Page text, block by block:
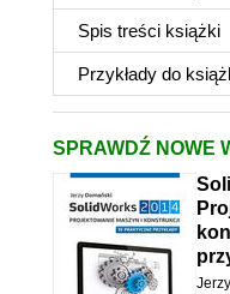
Spis treści książki
Przykłady do
SPRAWDŹ NOWE